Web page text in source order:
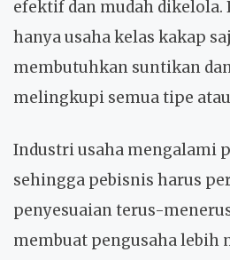
efektif dan mudah dikelola.
hanya usaha kelas kakap
membutuhkan suntikan
melingkupi semua tipe
Industri usaha mengalami
sehingga pebisnis harus
penyesuaian terus-
membuat pengusaha lebih